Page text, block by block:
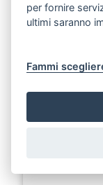
Pubblicazione
Lgs. n. 190/
un impianto
nominale in
MW e delle
E-
(TA)” -
per fornire
ultimi saranno
Fammi